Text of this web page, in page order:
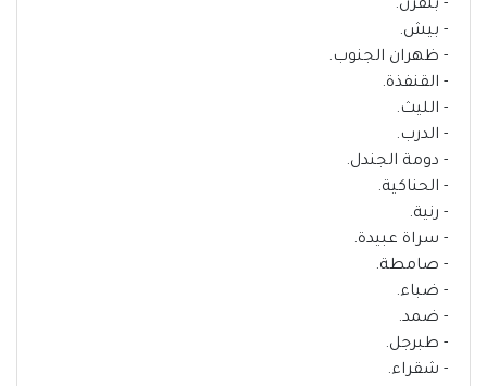
- بلقرن.
- بيش.
- ظهران الجنوب.
- القنفذة.
- الليث.
- الدرب.
- دومة الجندل.
- الحناكية.
- رنية.
- سراة عبيدة.
- صامطة.
- ضباء.
- ضمد.
- طبرجل.
- شقراء.